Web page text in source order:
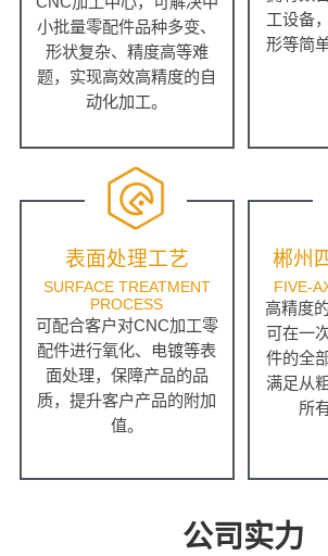
小批量零配件品种多变、
形状复杂、精度高等难
题，实现高效高精度的自
动化加工。
工设备
形等简
表面处理工艺
SURFACE TREATMENT
PROCESS
可配合客户对CNC加工零
配件进行氧化、电镀等表
面处理，保障产品的品
质，提升客户产品的附加
值。
郴州
FIVE-
高精度
可在一
件的全
满足从
所
公司实力